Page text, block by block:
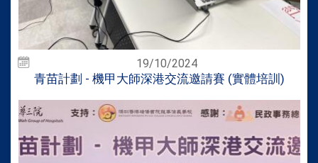
19/10/2024
青苗計劃 - 機甲大師深港交流邀請賽 (實體培訓)